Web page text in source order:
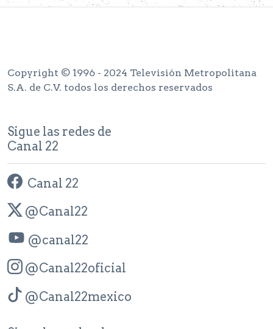
Copyright © 1996 - 2024 Televisión Metropolitana
S.A. de C.V. todos los derechos reservados
Sigue las redes de
Canal 22
Canal 22
@Canal22
@canal22
@Canal22oficial
@Canal22mexico